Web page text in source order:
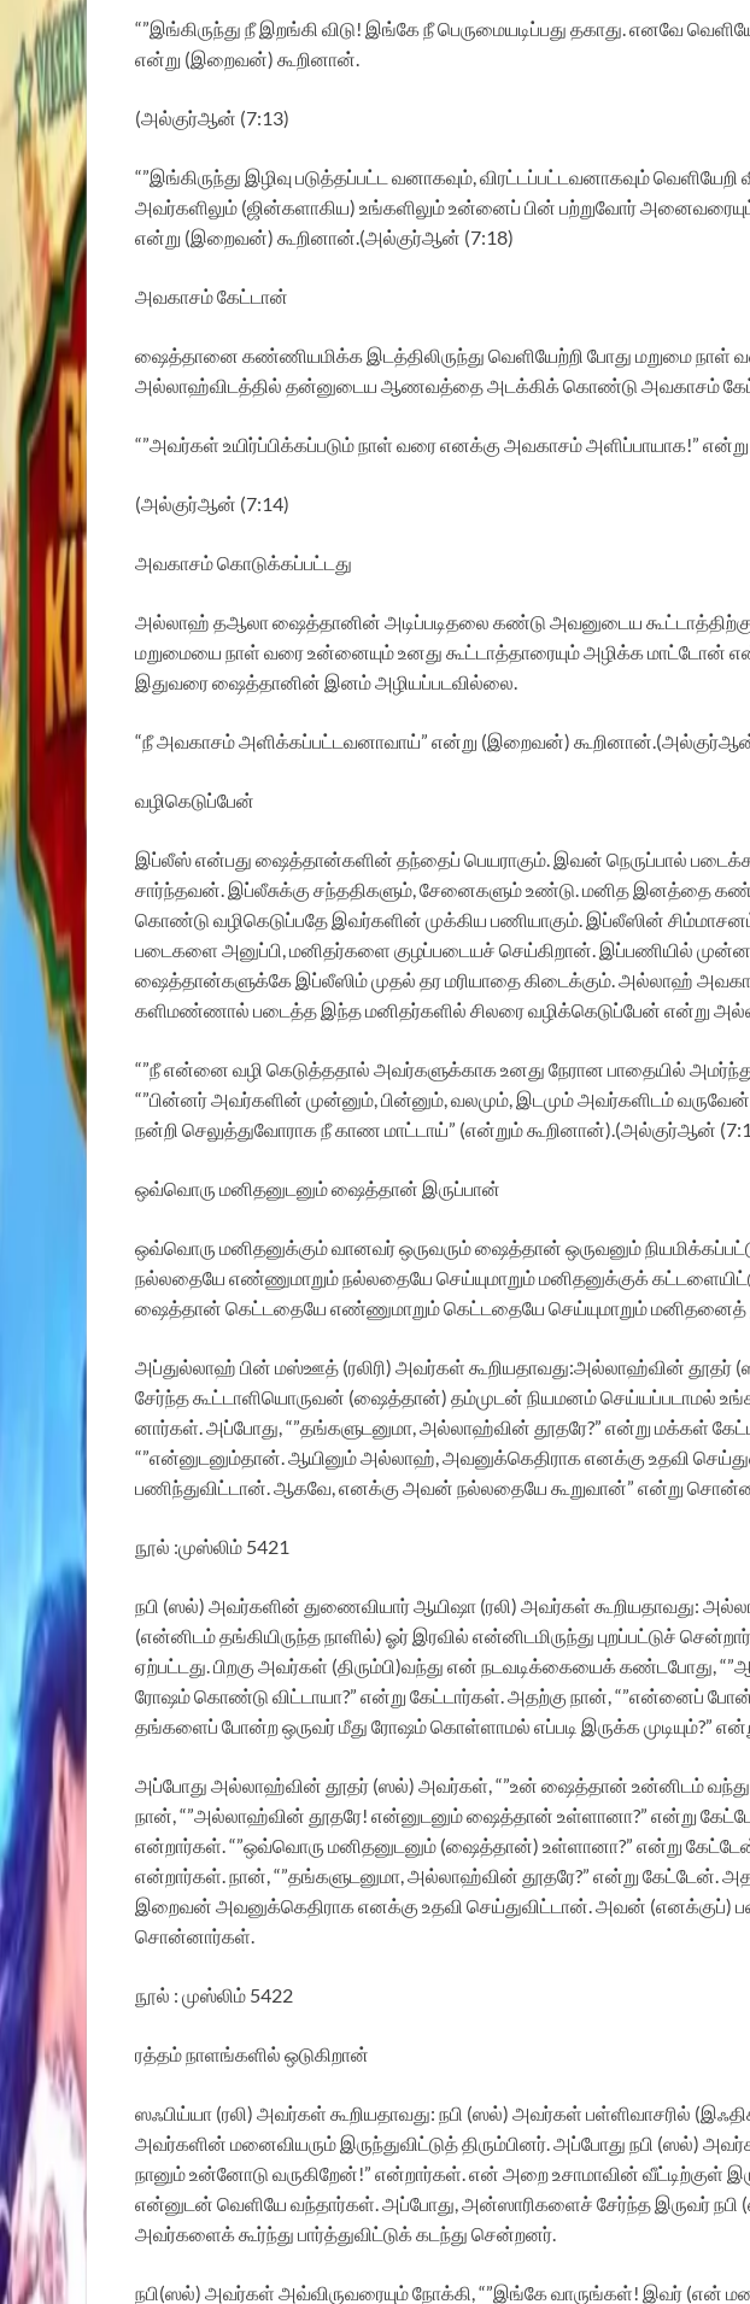
“”இங்கிருந்து நீ இறங்கி விடு! இங்கே நீ பெருமையடிப்பது தகாது. எனவே
என்று (இறைவன்) கூறினான்.
(அல்குர்ஆன் (7:13)
“”இங்கிருந்து இழிவு படுத்தப்பட்ட வனாகவும், விரட்டப்பட்டவனாகவும் வெளியேறி
அவர்களிலும் (ஜின்களாகிய) உங்களிலும் உன்னைப் பின் பற்றுவோர் அனைவரையும்
என்று (இறைவன்) கூறினான்.(அல்குர்ஆன் (7:18)
அவகாசம் கேட்டான்
ஷைத்தானை கண்ணியமிக்க இடத்திலிருந்து வெளியேற்றி போது மறுமை நாள்
அல்லாஹ்விடத்தில் தன்னுடைய ஆணவத்தை அடக்கிக் கொண்டு அவகாசம்
“”அவர்கள் உயிர்ப்பிக்கப்படும் நாள் வரை எனக்கு அவகாசம் அளிப்பாயாக!”
(அல்குர்ஆன் (7:14)
அவகாசம் கொடுக்கப்பட்டது
அல்லாஹ் தஆலா ஷைத்தானின் அடிப்படிதலை கண்டு அவனுடைய கூட்டாத்திற்கு
மறுமையை நாள் வரை உன்னையும் உனது கூட்டாத்தாரையும் அழிக்க மாட்டோன்
இதுவரை ஷைத்தானின் இனம் அழியப்படவில்லை.
“நீ அவகாசம் அளிக்கப்பட்டவனாவாய்” என்று (இறைவன்)
வழிகெடுப்பேன்
இப்லீஸ் என்பது ஷைத்தான்களின் தந்தைப் பெயராகும். இவன் நெருப்பால்
சார்ந்தவன். இப்லீசுக்கு சந்ததிகளும், சேனைகளும் உண்டு. மனித இனத்தை
கொண்டு வழிகெடுப்பதே இவர்களின் முக்கிய பணியாகும். இப்லீஸின்
படைகளை அனுப்பி, மனிதர்களை குழப்படையச் செய்கிறான். இப்பணியில்
ஷைத்தான்களுக்கே இப்லீஸிம் முதல் தர மரியாதை கிடைக்கும். அல்லாஹ் அவகாசம்
களிமண்ணால் படைத்த இந்த மனிதர்களில் சிலரை வழிக்கெடுப்பேன் என்று
“”நீ என்னை வழி கெடுத்ததால் அவர்களுக்காக உனது நேரான பாதையில்
“”பின்னர் அவர்களின் முன்னும், பின்னும், வலமும், இடமும் அவர்களிடம்
நன்றி செலுத்துவோராக நீ காண மாட்டாய்” (என்றும் கூறினான்).(அல்குர்ஆன்
ஒவ்வொரு மனிதனுடனும் ஷைத்தான் இருப்பான்
ஒவ்வொரு மனிதனுக்கும் வானவர் ஒருவரும் ஷைத்தான் ஒருவனும்
நல்லதையே எண்ணுமாறும் நல்லதையே செய்யுமாறும் மனிதனுக்குக்
ஷைத்தான் கெட்டதையே எண்ணுமாறும் கெட்டதையே செய்யுமாறும் மனிதனைத்
அப்துல்லாஹ் பின் மஸ்ஊத் (ரலிரி) அவர்கள் கூறியதாவது:அல்லாஹ்வின்
சேர்ந்த கூட்டாளியொருவன் (ஷைத்தான்) தம்முடன் நியமனம் செய்யப்படாமல்
னார்கள். அப்போது, “”தங்களுடனுமா, அல்லாஹ்வின் தூதரே?” என்று மக்கள்
“”என்னுடனும்தான். ஆயினும் அல்லாஹ், அவனுக்கெதிராக எனக்கு உதவி
பணிந்துவிட்டான். ஆகவே, எனக்கு அவன் நல்லதையே கூறுவான்” என்று
நூல் :முஸ்லிம் 5421
நபி (ஸல்) அவர்களின் துணைவியார் ஆயிஷா (ரலி) அவர்கள் கூறியதாவது:
(என்னிடம் தங்கியிருந்த நாளில்) ஓர் இரவில் என்னிடமிருந்து புறப்பட்டுச்
ஏற்பட்டது. பிறகு அவர்கள் (திரும்பி)வந்து என் நடவடிக்கையைக் கண்டபோது,
ரோஷம் கொண்டு விட்டாயா?” என்று கேட்டார்கள். அதற்கு நான், “”என்னைப்
தங்களைப் போன்ற ஒருவர் மீது ரோஷம் கொள்ளாமல் எப்படி இருக்க முடியும்?”
அப்போது அல்லாஹ்வின் தூதர் (ஸல்) அவர்கள், “”உன் ஷைத்தான் உன்னிடம் வந்து
நான், “”அல்லாஹ்வின் தூதரே! என்னுடனும் ஷைத்தான் உள்ளானா?” என்று
என்றார்கள். “”ஒவ்வொரு மனிதனுடனும் (ஷைத்தான்) உள்ளானா?” என்று
என்றார்கள். நான், “”தங்களுடனுமா, அல்லாஹ்வின் தூதரே?” என்று கேட்டேன்.
இறைவன் அவனுக்கெதிராக எனக்கு உதவி செய்துவிட்டான். அவன் (எனக்குப்)
சொன்னார்கள்.
நூல் : முஸ்லிம் 5422
ரத்தம் நாளங்களில் ஒடுகிறான்
ஸஃபிய்யா (ரலி) அவர்கள் கூறியதாவது: நபி (ஸல்) அவர்கள் பள்ளிவாசரில்
அவர்களின் மனைவியரும் இருந்துவிட்டுத் திரும்பினர். அப்போது நபி (ஸல்)
நானும் உன்னோடு வருகிறேன்!” என்றார்கள். என் அறை உசாமாவின் வீட்டிற்குள்
என்னுடன் வெளியே வந்தார்கள். அப்போது, அன்ஸாரிகளைச் சேர்ந்த இருவர்
அவர்களைக் கூர்ந்து பார்த்துவிட்டுக் கடந்து சென்றனர்.
நபி(ஸல்) அவர்கள் அவ்விருவரையும் நோக்கி, “”இங்கே வாருங்கள்! இவர் (என்